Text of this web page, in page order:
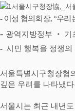
- 이성 협의회장, “우리
- 광역지방정부 ‧ 기
- 시민 행복을 정쟁의
서울특별시구청장협
깊은 우려를 나타냈
서울시는 최근 내년